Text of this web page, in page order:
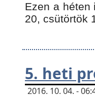
Ezen a héten
20, csütörtök
5. heti
2016. 10. 04. -